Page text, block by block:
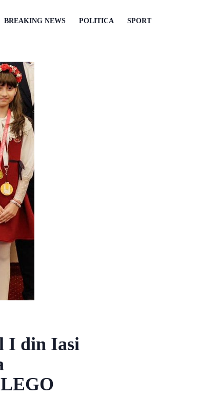
BREAKING NEWS POLITICA SPORT
I din Iasi